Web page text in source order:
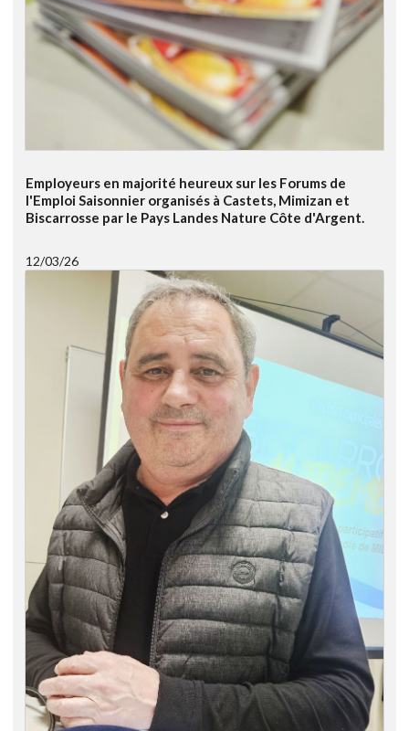
Employeurs en majorité heureux sur les Forums de
l'Emploi Saisonnier organisés à Castets, Mimizan et
Biscarrosse par le Pays Landes Nature Côte d'Argent.
12/03/26